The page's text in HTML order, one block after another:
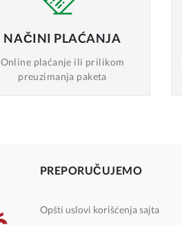
NAČINI PLAĆANJA
Online plaćanje ili prilikom
preuzimanja paketa
PREPORUČUJEMO
Opšti uslovi korišćenja sajta